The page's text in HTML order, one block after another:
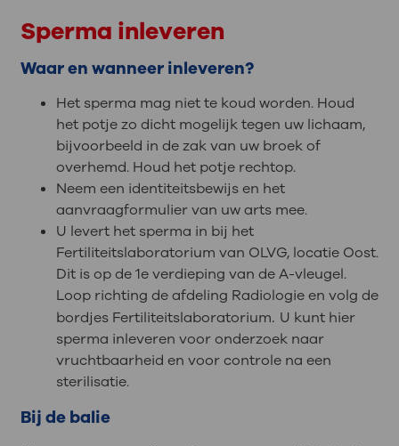
Sperma inleveren
Waar en wanneer inleveren?
Het sperma mag niet te koud worden. Houd
het potje zo dicht mogelijk tegen uw lichaam,
bijvoorbeeld in de zak van uw broek of
overhemd. Houd het potje rechtop.
Neem een identiteitsbewijs en het
aanvraagformulier van uw arts mee.
U levert het sperma in bij het
Fertiliteitslaboratorium van OLVG, locatie Oost.
Dit is op de 1e verdieping van de A-vleugel.
Loop richting de afdeling Radiologie en volg de
bordjes Fertiliteitslaboratorium. U kunt hier
sperma inleveren voor onderzoek naar
vruchtbaarheid en voor controle na een
sterilisatie.
Bij de balie